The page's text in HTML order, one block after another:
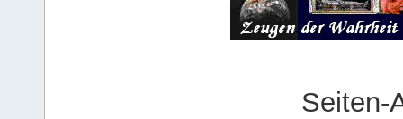
Seiten-